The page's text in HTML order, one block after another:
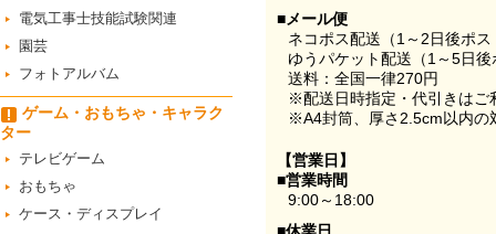
電気工事士技能試験関連
園芸
フォトアルバム
ゲーム・おもちゃ・キャラク
ター
テレビゲーム
おもちゃ
ケース・ディスプレイ
■メール便
ネコポス配送（1～2日後ポ
ゆうパケット配送（1～5日
送料：全国一律270円
※配送日時指定・代引きはご
※A4封筒、厚さ2.5cm以内の
【営業日】
■営業時間
9:00～18:00